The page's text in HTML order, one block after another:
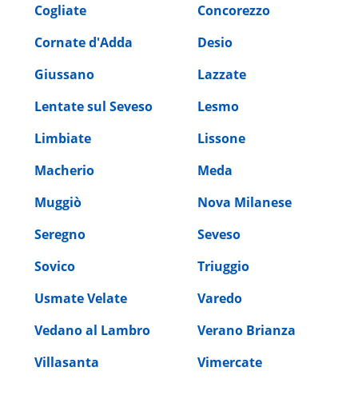
Cogliate
Concorezzo
Cornate d'Adda
Desio
Giussano
Lazzate
Lentate sul Seveso
Lesmo
Limbiate
Lissone
Macherio
Meda
Muggiò
Nova Milanese
Seregno
Seveso
Sovico
Triuggio
Usmate Velate
Varedo
Vedano al Lambro
Verano Brianza
Villasanta
Vimercate